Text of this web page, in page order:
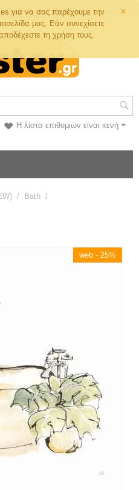
×
για να σας παρέχουμε την
μας. Εάν συνεχίσετε
τη χρήση τους.
Η λίστα επιθυμιών είναι κενή
/ Bath /
web - 25%